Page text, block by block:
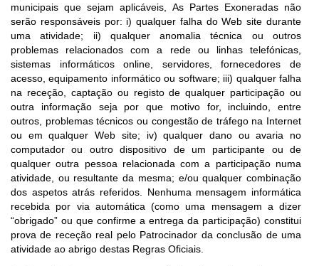
municipais que sejam aplicáveis, As Partes Exoneradas não
serão responsáveis por: i) qualquer falha do Web site durante
uma atividade; ii) qualquer anomalia técnica ou outros
problemas relacionados com a rede ou linhas telefónicas,
sistemas informáticos online, servidores, fornecedores de
acesso, equipamento informático ou software; iii) qualquer falha
na receção, captação ou registo de qualquer participação ou
outra informação seja por que motivo for, incluindo, entre
outros, problemas técnicos ou congestão de tráfego na Internet
ou em qualquer Web site; iv) qualquer dano ou avaria no
computador ou outro dispositivo de um participante ou de
qualquer outra pessoa relacionada com a participação numa
atividade, ou resultante da mesma; e/ou qualquer combinação
dos aspetos atrás referidos. Nenhuma mensagem informática
recebida por via automática (como uma mensagem a dizer
“obrigado” ou que confirme a entrega da participação) constitui
prova de receção real pelo Patrocinador da conclusão de uma
atividade ao abrigo destas Regras Oficiais.